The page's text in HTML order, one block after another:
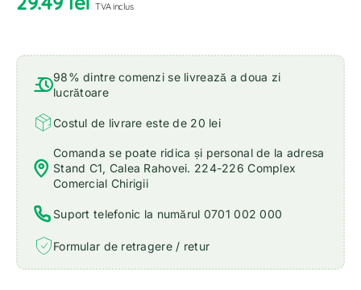
TVA inclus
98% dintre comenzi se livrează a doua zi
lucrătoare
Costul de livrare este de 20 lei
Comanda se poate ridica și personal de la adresa
Stand C1, Calea Rahovei. 224-226 Complex
Comercial Chirigii
Suport telefonic la numărul 0701 002 000
Formular de retragere / retur